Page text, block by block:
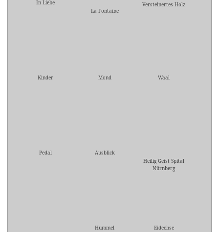
In Liebe
La Fontaine
Versteinertes Holz
Kinder Mond Waal
Pedal
Ausblick
Heilig Geist Spital
Nürnberg
Hummel Eidechse